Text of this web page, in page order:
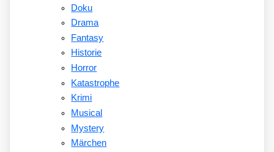
Doku
Drama
Fantasy
Historie
Horror
Katastrophe
Krimi
Musical
Mystery
Märchen